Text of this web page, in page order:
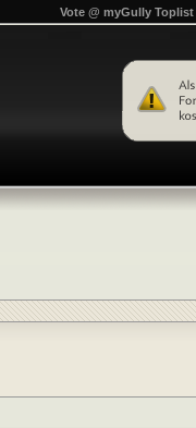
Vote @ myGully Toplist